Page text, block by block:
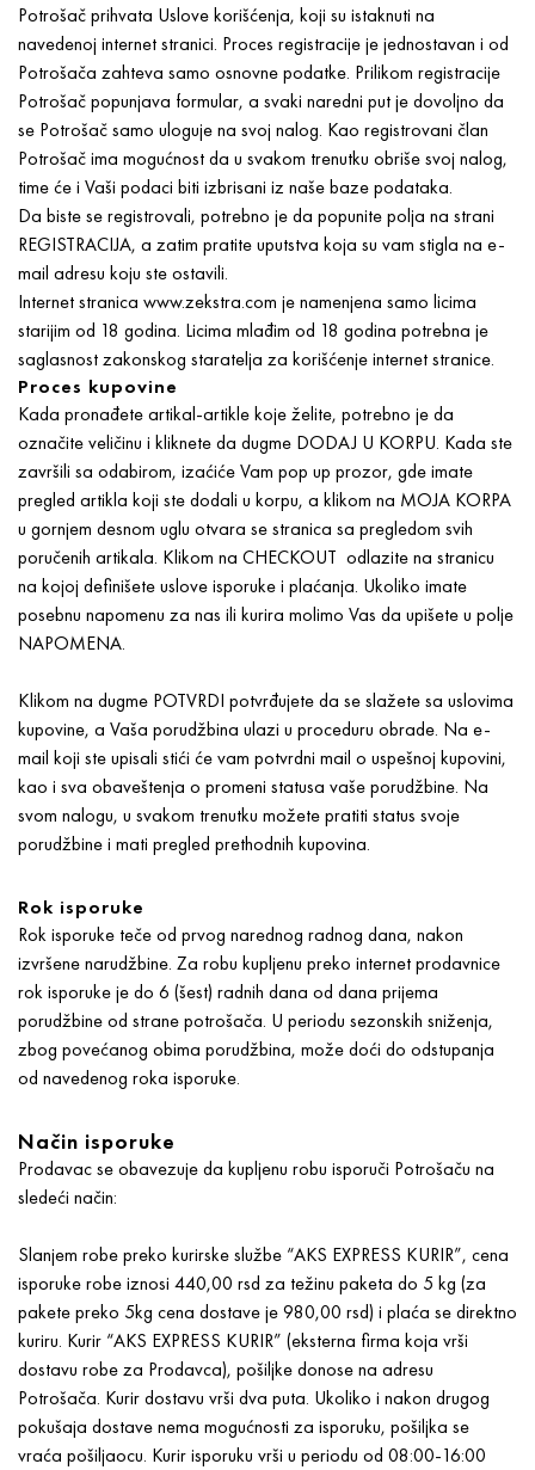
Potrošač prihvata Uslove korišćenja, koji su istaknuti na
navedenoj internet stranici. Proces registracije je jednostavan i od
Potrošača zahteva samo osnovne podatke. Prilikom registracije
Potrošač popunjava formular, a svaki naredni put je dovoljno da
se Potrošač samo uloguje na svoj nalog. Kao registrovani član
Potrošač ima mogućnost da u svakom trenutku obriše svoj nalog,
time će i Vaši podaci biti izbrisani iz naše baze podataka.
Da biste se registrovali, potrebno je da popunite polja na strani
REGISTRACIJA, a zatim pratite uputstva koja su vam stigla na e-
mail adresu koju ste ostavili.
Internet stranica www.zekstra.com je namenjena samo licima
starijim od 18 godina. Licima mlađim od 18 godina potrebna je
saglasnost zakonskog staratelja za korišćenje internet stranice.
Proces kupovine
Kada pronađete artikal-artikle koje želite, potrebno je da
označite veličinu i kliknete da dugme DODAJ U KORPU. Kada ste
završili sa odabirom, izaćiće Vam pop up prozor, gde imate
pregled artikla koji ste dodali u korpu, a klikom na MOJA KORPA
u gornjem desnom uglu otvara se stranica sa pregledom svih
poručenih artikala. Klikom na CHECKOUT odlazite na stranicu
na kojoj definišete uslove isporuke i plaćanja. Ukoliko imate
posebnu napomenu za nas ili kurira molimo Vas da upišete u polje
NAPOMENA.
Klikom na dugme POTVRDI potvrđujete da se slažete sa uslovima
kupovine, a Vaša porudžbina ulazi u proceduru obrade. Na e-
mail koji ste upisali stići će vam potvrdni mail o uspešnoj kupovini,
kao i sva obaveštenja o promeni statusa vaše porudžbine. Na
svom nalogu, u svakom trenutku možete pratiti status svoje
porudžbine i mati pregled prethodnih kupovina.
Rok isporuke
Rok isporuke teče od prvog narednog radnog dana, nakon
izvršene narudžbine. Za robu kupljenu preko internet prodavnice
rok isporuke je do 6 (šest) radnih dana od dana prijema
porudžbine od strane potrošača. U periodu sezonskih sniženja,
zbog povećanog obima porudžbina, može doći do odstupanja
od navedenog roka isporuke.
Način isporuke
Prodavac se obavezuje da kupljenu robu isporuči Potrošaču na
sledeći način:
Slanjem robe preko kurirske službe “AKS EXPRESS KURIR”, cena
isporuke robe iznosi 440,00 rsd za težinu paketa do 5 kg (za
pakete preko 5kg cena dostave je 980,00 rsd) i plaća se direktno
kuriru. Kurir “AKS EXPRESS KURIR” (eksterna firma koja vrši
dostavu robe za Prodavca), pošiljke donose na adresu
Potrošača. Kurir dostavu vrši dva puta. Ukoliko i nakon drugog
pokušaja dostave nema mogućnosti za isporuku, pošiljka se
vraća pošiljaocu. Kurir isporuku vrši u periodu od 08:00-16:00